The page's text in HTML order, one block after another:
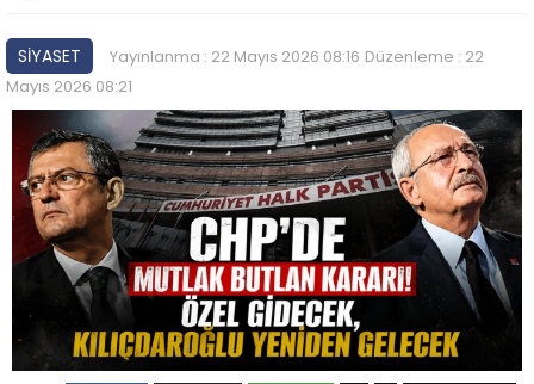
SİYASET Yayınlanma : 22 Mayıs 2026 08:16 Düzenleme : 22
Mayıs 2026 08:21